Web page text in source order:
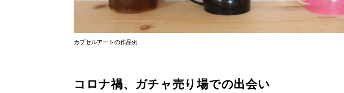
カプセルアートの作品例
コロナ禍、ガチャ売り場での出会い